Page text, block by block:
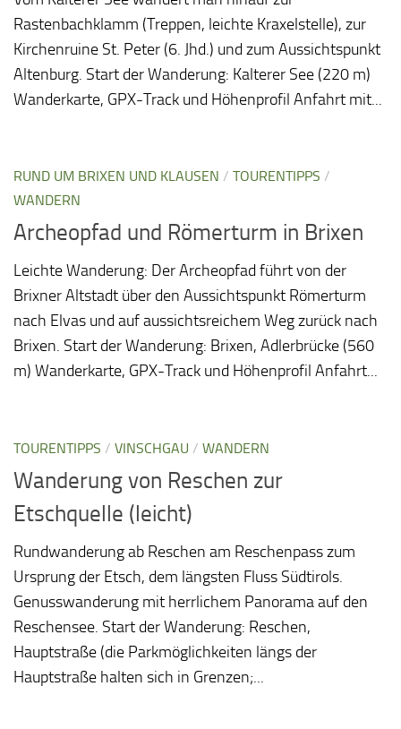
Rastenbachklamm (Treppen, leichte Kraxelstelle), zur
Kirchenruine St. Peter (6. Jhd.) und zum Aussichtspunkt
Altenburg. Start der Wanderung: Kalterer See (220 m)
Wanderkarte, GPX-Track und Höhenprofil Anfahrt mit...
RUND UM BRIXEN UND KLAUSEN / TOURENTIPPS /
WANDERN
Archeopfad und Römerturm in Brixen
Leichte Wanderung: Der Archeopfad führt von der
Brixner Altstadt über den Aussichtspunkt Römerturm
nach Elvas und auf aussichtsreichem Weg zurück nach
Brixen. Start der Wanderung: Brixen, Adlerbrücke (560
m) Wanderkarte, GPX-Track und Höhenprofil Anfahrt...
TOURENTIPPS / VINSCHGAU / WANDERN
Wanderung von Reschen zur
Etschquelle (leicht)
Rundwanderung ab Reschen am Reschenpass zum
Ursprung der Etsch, dem längsten Fluss Südtirols.
Genusswanderung mit herrlichem Panorama auf den
Reschensee. Start der Wanderung: Reschen,
Hauptstraße (die Parkmöglichkeiten längs der
Hauptstraße halten sich in Grenzen;...